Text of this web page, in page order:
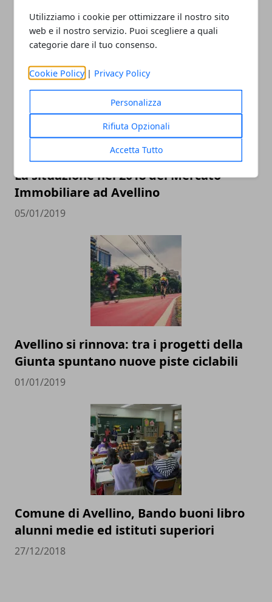
Utilizziamo i cookie per ottimizzare il nostro sito
web e il nostro servizio. Puoi scegliere a quali
categorie dare il tuo consenso.
Cookie Policy | Privacy Policy
Personalizza
Rifiuta Opzionali
Accetta Tutto
ARTICOLI CORRELATI
La situazione nel 2018 del Mercato
Immobiliare ad Avellino
05/01/2019
Avellino si rinnova: tra i progetti della
Giunta spuntano nuove piste ciclabili
01/01/2019
Comune di Avellino, Bando buoni libro
alunni medie ed istituti superiori
27/12/2018